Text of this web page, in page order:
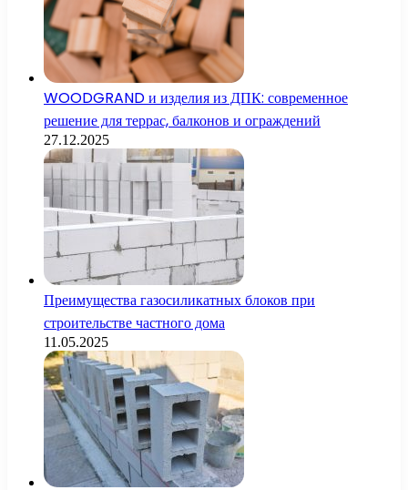
WOODGRAND и изделия из ДПК: современное
решение для террас, балконов и ограждений
27.12.2025
Преимущества газосиликатных блоков при
строительстве частного дома
11.05.2025